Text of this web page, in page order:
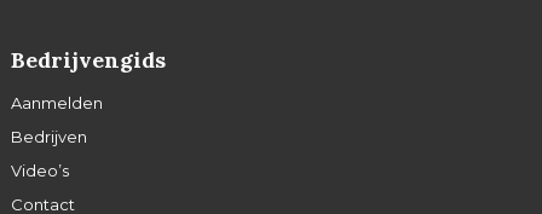
Bedrijvengids
Aanmelden
Bedrijven
Video’s
Contact